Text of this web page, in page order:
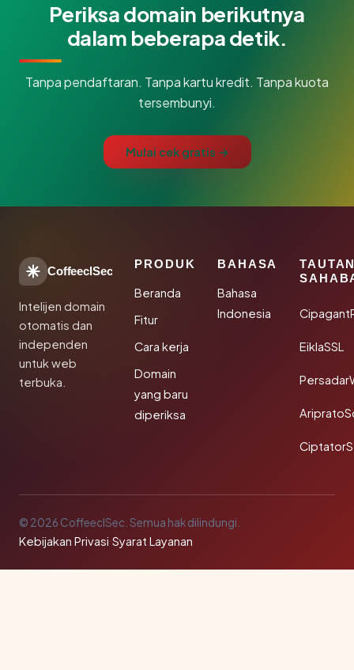
Periksa domain berikutnya
dalam beberapa detik.
Tanpa pendaftaran. Tanpa kartu kredit. Tanpa kuota
tersembunyi.
Mulai cek gratis →
CoffeeclSec
Intelijen domain
otomatis dan
independen
untuk web
terbuka.
PRODUK
Beranda
Fitur
Cara kerja
Domain
yang baru
diperiksa
BAHASA
Bahasa
Indonesia
EiklaSSL
© 2026 CoffeeclSec. Semua hak dilindungi.
Kebijakan Privasi·Syarat Layanan